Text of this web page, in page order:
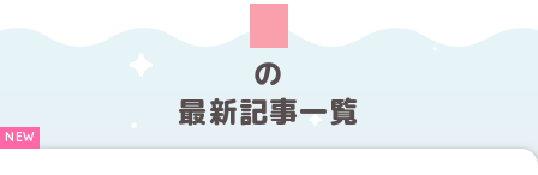
の
最新記事一覧